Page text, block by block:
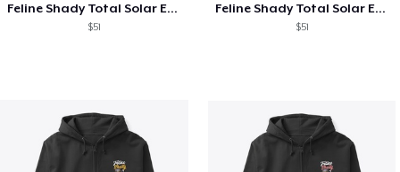
Feline Shady Total Solar Eclipse Texas
$51
Feline Shady Total Solar Eclipse Tijuana
$51